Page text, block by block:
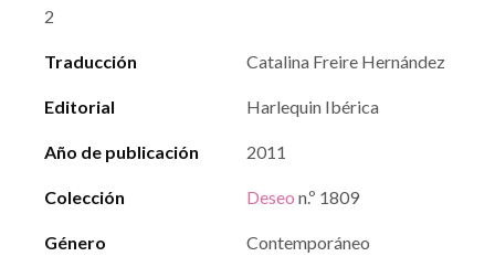
2
Traducción Catalina Freire Hernández
Editorial Harlequin Ibérica
Año de publicación 2011
Colección Deseo n.º 1809
Género Contemporáneo